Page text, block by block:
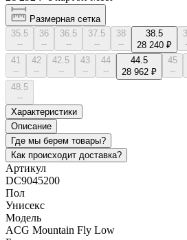
Размерная сетка
35.5
--
36
--
36.5
--
37.5
--
38
--
38.5
28 240 ₽
41
--
42
--
42.5
--
43
--
44
--
44.5
28 962 ₽
45
--
48.5
--
Характеристики
Описание
Где мы берем товары?
Как происходит доставка?
Артикул
DC9045200
Пол
Унисекс
Модель
ACG Mountain Fly Low